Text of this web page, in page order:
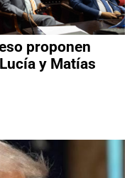
proponen
y Matías